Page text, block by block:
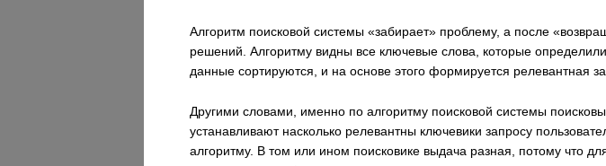
Алгоритм поисковой системы «забирает» проблему, а после
решений. Алгоритму видны все ключевые слова, которые
данные сортируются, и на основе этого формируется релевантная
Другими словами, именно по алгоритму поисковой системы
устанавливают насколько релевантны ключевики запросу
алгоритму. В том или ином поисковике выдача разная, потому что